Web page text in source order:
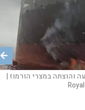
אוויריות על בסיס חיל
והוצתה במצרי הורמוז |